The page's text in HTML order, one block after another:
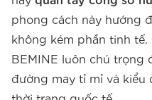
phong cách này hướng
không kém phần tinh
BEMINE luôn chú trọng
đường may tỉ mỉ và